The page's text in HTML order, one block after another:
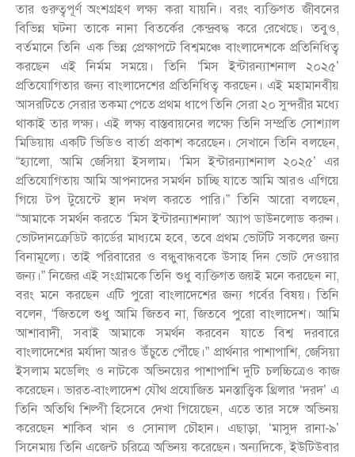
তার গুরুত্বপূর্ণ অংশগ্রহণ লক্ষ্য করা যায়নি। বরং ব্যক্তিগত জীবনের
বিভিন্ন ঘটনা তাকে নানা বিতর্কের কেন্দ্রবদ্ধ করে রেখেছে। তবুও,
বর্তমানে তিনি এক ভিন্ন প্রেক্ষাপটে বিশ্বমঞ্চে বাংলাদেশকে প্রতিনিধিত্ব
করছেন এই নির্মম সময়ে। তিনি ‘মিস ইন্টারন্যাশনাল ২০২৫’
প্রতিযোগিতার জন্য বাংলাদেশের প্রতিনিধিত্ব করছেন। এই মহামানবীয়
আসরটিতে সেরার তকমা পেতে প্রথম ধাপে তিনি সেরা ২০ সুন্দরীর মধ্যে
থাকাই তার লক্ষ্য। এই লক্ষ্য বাস্তবায়নের লক্ষ্যে তিনি সম্প্রতি সোশ্যাল
মিডিয়ায় একটি ভিডিও বার্তা প্রকাশ করেছেন। সেখানে তিনি বলছেন,
“হ্যালো, আমি জেসিয়া ইসলাম। ‘মিস ইন্টারন্যাশনাল ২০২৫’ এর
প্রতিযোগিতায় আমি আপনাদের সমর্থন চাচ্ছি যাতে আমি আরও এগিয়ে
গিয়ে টপ টুয়েন্টে স্থান দখল করতে পারি।” তিনি আরো বলছেন,
“আমাকে সমর্থন করতে ‘মিস ইন্টারন্যাশনাল’ অ্যাপ ডাউনলোড করুন।
ভোটদানক্রেডিট কার্ডের মাধ্যমে হবে, তবে প্রথম ভোটটি সকলের জন্য
বিনামূল্যে। তাই পরিবারের ও বন্ধুবান্ধবকে উসাহ দিন ভোট দেওয়ার
জন্য।” নিজের এই সংগ্রামকে তিনি শুধু ব্যক্তিগত জয়ই মনে করছেন না,
বরং মনে করছেন এটি পুরো বাংলাদেশের জন্য গর্বের বিষয়। তিনি
বলেন, “জিতলে শুধু আমি জিতব না, জিতবে পুরো বাংলাদেশ। আমি
আশাবাদী, সবাই আমাকে সমর্থন করবেন যাতে বিশ্ব দরবারে
বাংলাদেশের মর্যাদা আরও উঁচুতে পৌঁছে।” প্রার্থনার পাশাপাশি, জেসিয়া
ইসলাম মডেলিং ও নাটকে অভিনয়ের পাশাপাশি দুটি চলচ্চিত্রেও কাজ
করেছেন। ভারত-বাংলাদেশ যৌথ প্রযোজিত মনস্তাত্ত্বিক থ্রিলার ‘দরদ’ এ
তিনি অতিথি শিল্পী হিসেবে দেখা গিয়েছেন, এতে তার সঙ্গে অভিনয়
করেছেন শাকিব খান ও সোনাল চৌহান। এছাড়া, ‘মাসুদ রানা-৯’
সিনেমায় তিনি এজেন্ট চরিত্রে অভিনয় করেছেন। অন্যদিকে, ইউটিউবার